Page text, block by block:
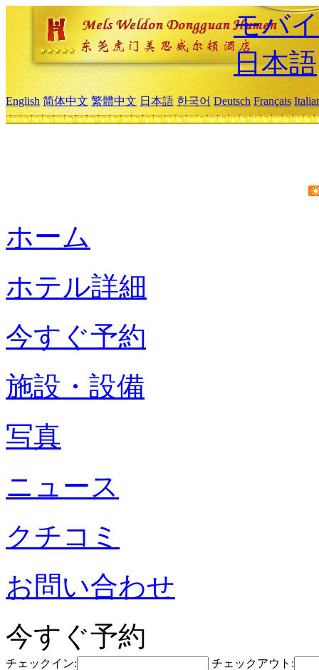
モバ
日本語
English 简体中文 繁體中文 日本語 한국어 Deutsch Français
ホーム
ホテル詳細
今すぐ予約
施設・設備
写真
ニュース
クチコミ
お問い合わせ
今すぐ予約
チェックイン: チェックアウト: